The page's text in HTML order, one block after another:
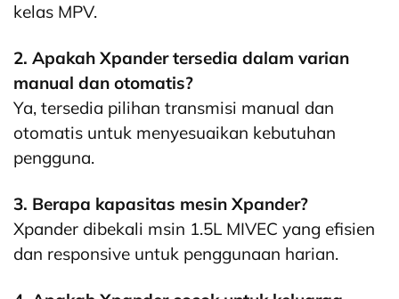
kelas MPV.
2. Apakah Xpander tersedia dalam varian
manual dan otomatis?
Ya, tersedia pilihan transmisi manual dan
otomatis untuk menyesuaikan kebutuhan
pengguna.
3. Berapa kapasitas mesin Xpander?
Xpander dibekali msin 1.5L MIVEC yang efisien
dan responsive untuk penggunaan harian.